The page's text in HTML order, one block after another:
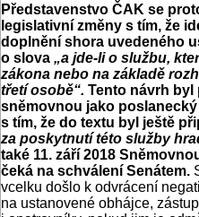
Představenstvo ČAK se
legislativní změny s tím, že
doplnění shora uvedeného
o slova „a jde-li o službu,
zákona nebo na základě
třetí osobě“. Tento návrh byl
sněmovnou jako
s tím, že do textu byl ještě
za poskytnutí této služby
také 11. září 2018
čeká na schválení Senátem.
vcelku došlo k odvrácení
na ustanovené obhájce,